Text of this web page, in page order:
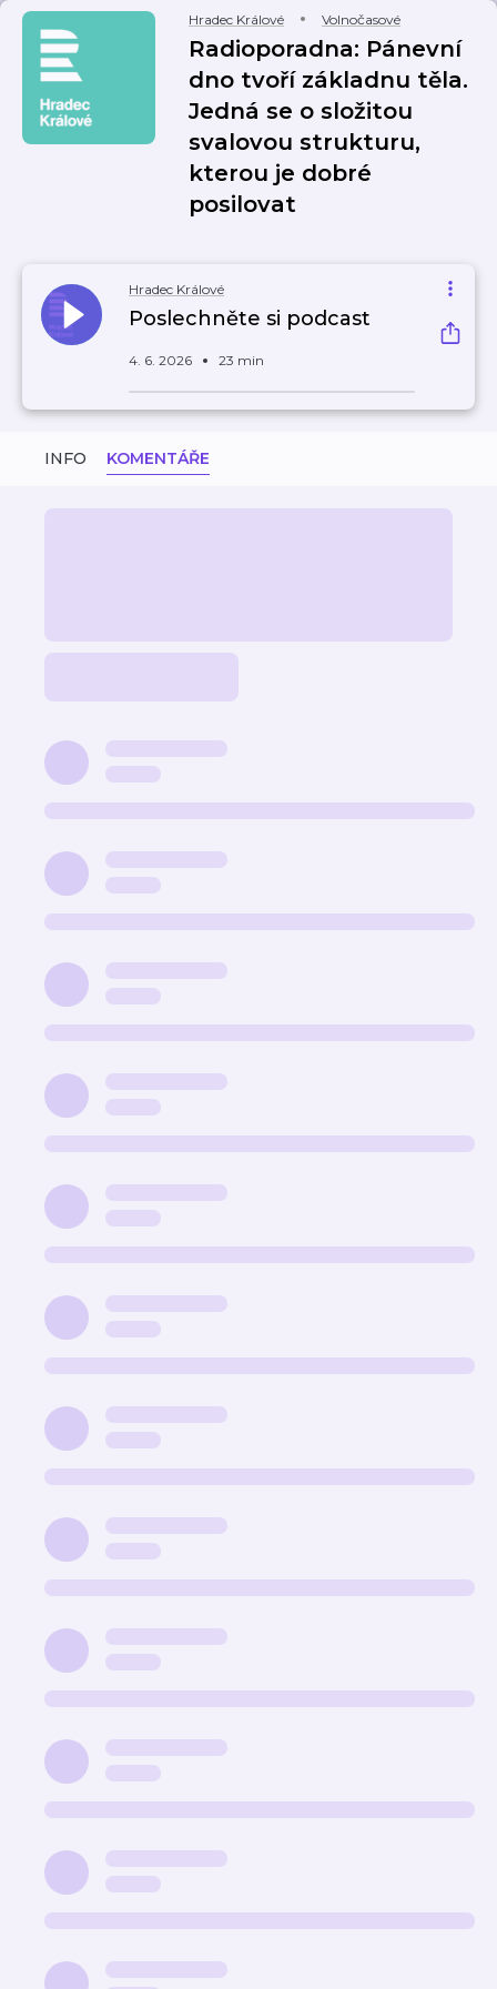
Hradec Králové Volnočasové
Radioporadna: Pánevní
dno tvoří základnu těla.
Jedná se o složitou
svalovou strukturu,
kterou je dobré
posilovat
Hradec Králové
Poslechněte si podcast
4. 6. 2026 23 min
INFO KOMENTÁŘE